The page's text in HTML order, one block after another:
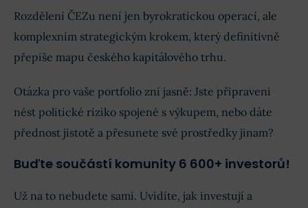
Rozdělení ČEZu není jen byrokratickou operací, ale
komplexním strategickým krokem, který definitivně
přepíše mapu českého kapitálového trhu.
Otázka pro vaše portfolio zní jasně: Jste připraveni
nést politické riziko spojené s výkupem, nebo dáte
přednost jistotě a přesunete své prostředky jinam?
Buďte součástí komunity 6 600+ investorů!
Už na to nebudete sami. Uvidíte, jak investují a